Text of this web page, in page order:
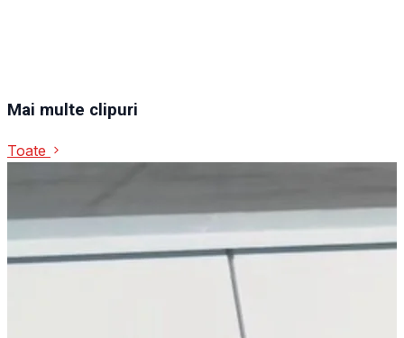
Mai multe clipuri
Toate